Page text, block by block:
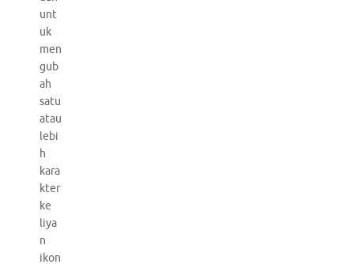
unt
uk
men
gub
ah
satu
atau
lebi
h
kara
kter
ke
liya
n
ikon